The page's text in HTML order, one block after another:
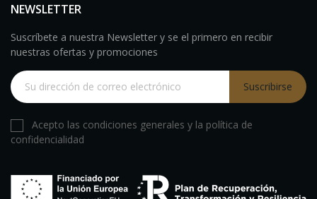
NEWSLETTER
Suscríbete a nuestra Newsletter y se el primero en recibir
nuestras ofertas y promociones
Suscribirse
Acepto las condiciones generales y la política de
confidencialidad